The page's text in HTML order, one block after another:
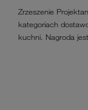
Zrzeszenie
kategoriach
kuchni. Nagroda